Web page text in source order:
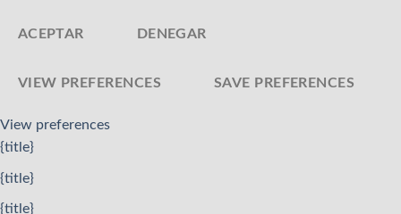
ACEPTAR DENEGAR
VIEW PREFERENCES SAVE PREFERENCES
View preferences
{title}
{title}
{title}